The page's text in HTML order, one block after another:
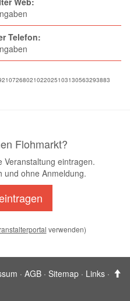
Telefon:
Flohmarkt?
Veranstaltung eintragen.
und ohne Anmeldung.
verwenden)
· AGB · Sitemap · Links ·